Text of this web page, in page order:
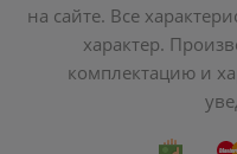
на сайте. Все
характер.
комплектацию и